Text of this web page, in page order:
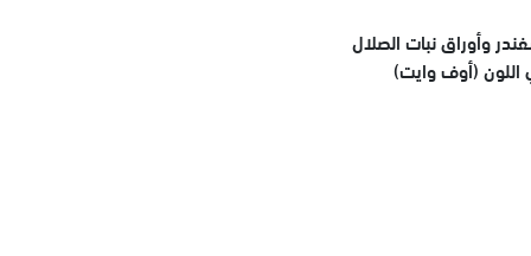
وأوراق نبات الصلال
(أوف وايت)